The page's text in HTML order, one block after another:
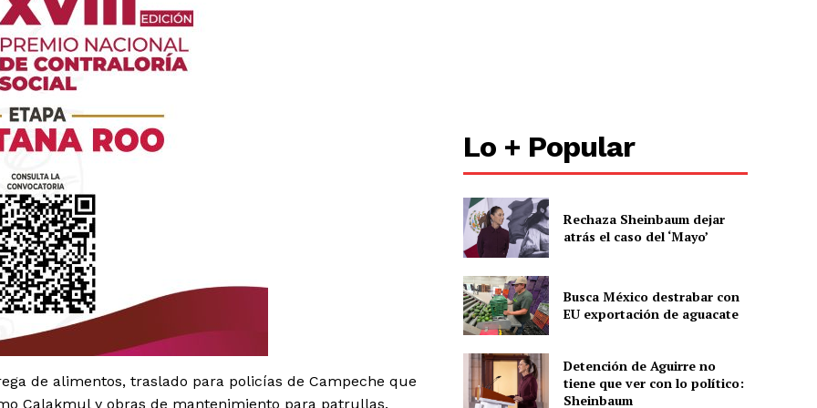
Nosotros
Contacto
de alimentos, traslado para policías de Campeche que
Calakmul y obras de mantenimiento para patrullas.
Lo + Popular
Rechaza Sheinbaum dejar
atrás el caso del ‘Mayo’
Busca México destrabar con
EU exportación de aguacate
Detención de Aguirre no
tiene que ver con lo político:
Sheinbaum